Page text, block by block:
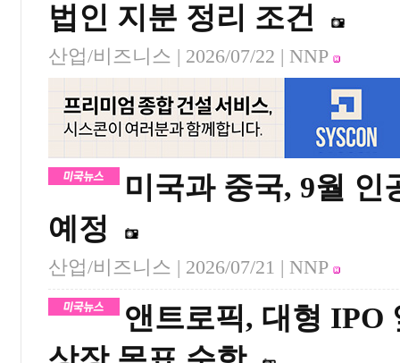
법인 지분 정리 조건
산업/비즈니스 | 2026/07/22 | NNP
미국과 중국, 9월
예정
산업/비즈니스 | 2026/07/21 | NNP
앤트로픽, 대형